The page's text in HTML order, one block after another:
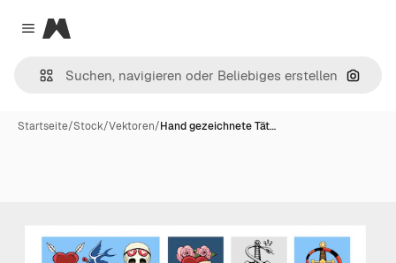
Close menu
Magnific
Nach
Startseite/Stock/Vektoren/Hand gezeichnete Tät…